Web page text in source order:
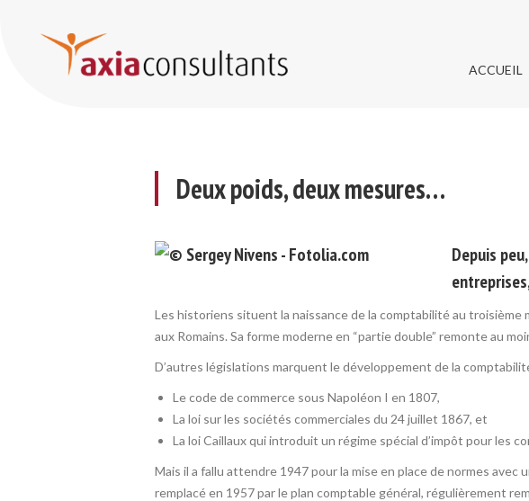
ACCUEIL
Deux poids, deux mesures…
Depuis
Les historiens situent la naissance de la comptabilité au
aux Romains. Sa forme moderne en “partie double” remonte au
D’autres législations marquent le développement de la
Le code de commerce sous Napoléon I en 1807,
La loi sur les sociétés commerciales du 24 juillet 1867, et
La loi Caillaux qui introduit un régime spécial d’impôt pour les
Mais il a fallu attendre 1947 pour la mise en place de normes
remplacé en 1957 par le plan comptable général, régulièrement